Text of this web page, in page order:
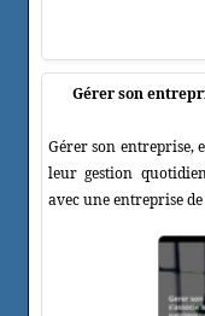
Gérer son
Gérer son entreprise,
leur gestion
avec une entreprise